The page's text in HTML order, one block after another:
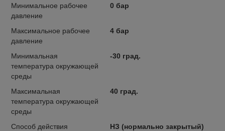
Минимальное рабочее
давление
0 бар
Максимальное рабочее
давление
4 бар
Минимальная
температура окружающей
среды
-30 град.
Максимальная
температура окружающей
среды
40 град.
Способ действия
НЗ (нормально закрытый)